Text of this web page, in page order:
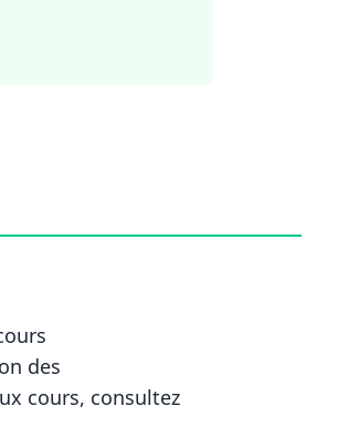
des
cours, consultez